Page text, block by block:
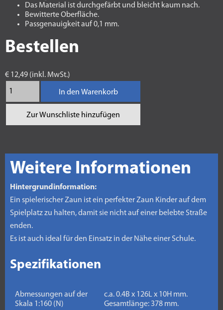
Das Material ist durchgefärbt und bleicht kaum nach.
Bewitterte Oberfläche.
Passgenauigkeit auf 0,1 mm.
Bestellen
€ 12,49 (inkl. MwSt.)
In den Warenkorb
Zur Wunschliste hinzufügen
Weitere Informationen
Hintergrundinformation:
Ein spielerischer Zaun ist ein perfekter Zaun Kinder auf dem
Spielplatz zu halten, damit sie nicht auf einer belebte Straße
enden.
Es ist auch ideal für den Einsatz in der Nähe einer Schule.
Spezifikationen
Abmessungen auf der
Skala 1:160 (N)
c.a. 0.4B x 126L x 10H mm.
Gesamtlänge: 378 mm.